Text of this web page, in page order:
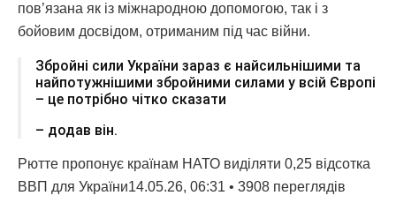
пов’язана як із міжнародною допомогою, так і з
бойовим досвідом, отриманим під час війни.
Збройні сили України зараз є найсильнішими та
найпотужнішими збройними силами у всій Європі
– це потрібно чітко сказати
– додав він.
Рютте пропонує країнам НАТО виділяти 0,25 відсотка
ВВП для України14.05.26, 06:31 • 3908 переглядiв